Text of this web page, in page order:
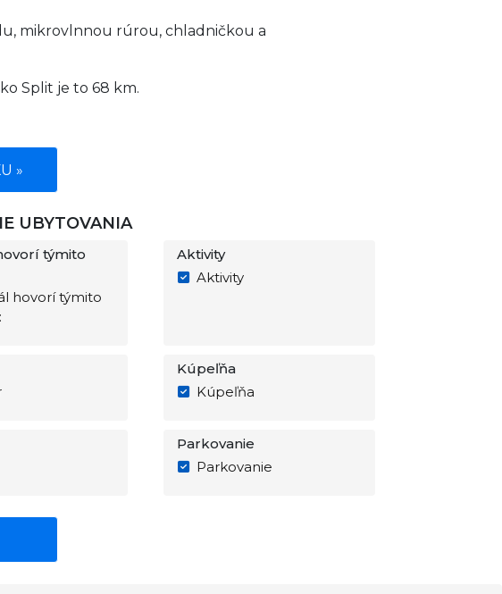
mikrovlnnou rúrou, chladničkou a
Split je to 68 km.
»
UBYTOVANIA
týmito
hovorí týmito
Aktivity
Aktivity
Kúpeľňa
Kúpeľňa
Parkovanie
Parkovanie